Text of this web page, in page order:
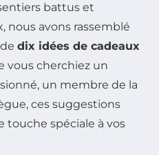
battus et
nous avons rassemblé
dix idées de cadeaux
vous cherchiez un
un membre de la
ces suggestions
touche spéciale à vos